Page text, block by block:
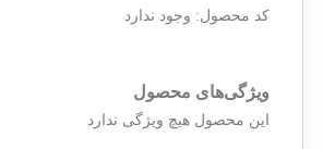
کد محصول: وجود ندارد
ویژگی‌های محصول
این محصول هیچ ویژگی ندارد